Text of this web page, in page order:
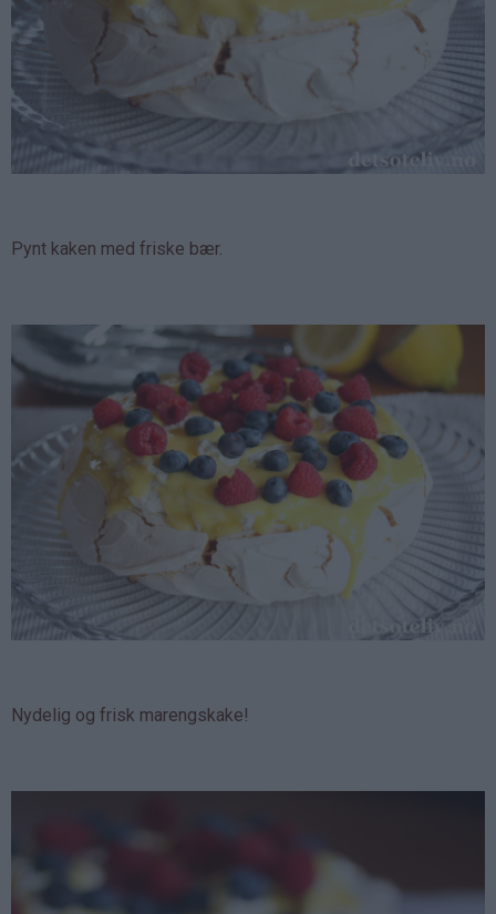
Pynt kaken med friske bær.
Nydelig og frisk marengskake!